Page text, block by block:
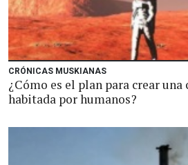
CRÓNICAS MUSKIANAS
¿Cómo es el plan para crear
habitada por humanos?